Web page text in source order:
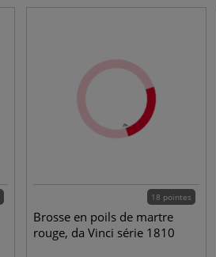
18 pointes
Brosse en poils de martre
rouge, da Vinci série 1810